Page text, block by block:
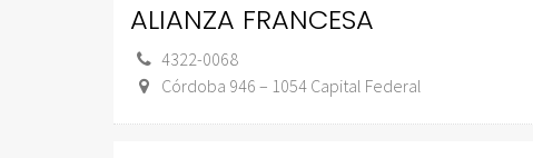
ALIANZA FRANCESA
4322-0068
Córdoba 946 – 1054 Capital Federal